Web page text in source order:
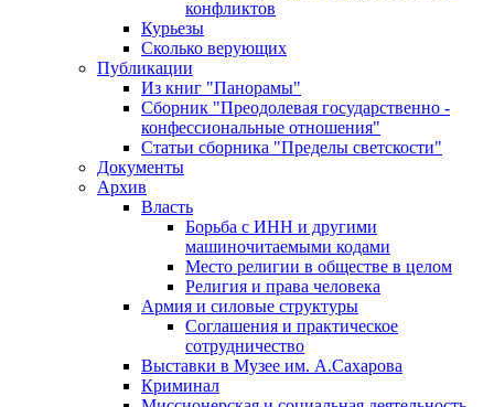
конфликтов
Курьезы
Сколько верующих
Публикации
Из книг "Панорамы"
Сборник "Преодолевая государственно -
конфессиональные отношения"
Статьи сборника "Пределы светскости"
Документы
Архив
Власть
Борьба с ИНН и другими
машиночитаемыми кодами
Место религии в обществе в целом
Религия и права человека
Армия и силовые структуры
Соглашения и практическое
сотрудничество
Выставки в Музее им. А.Сахарова
Криминал